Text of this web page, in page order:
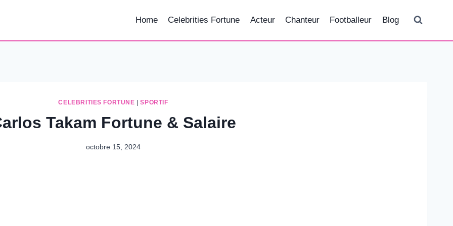
Home Celebrities Fortune Acteur Chanteur Footballeur Blog
CELEBRITIES FORTUNE |SPORTIF
Takam Fortune & Salaire
octobre 15, 2024